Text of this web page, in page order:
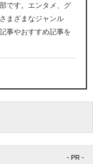
です。エンタメ、グ
まざまなジャンル
事やおすすめ記事を
- PR -